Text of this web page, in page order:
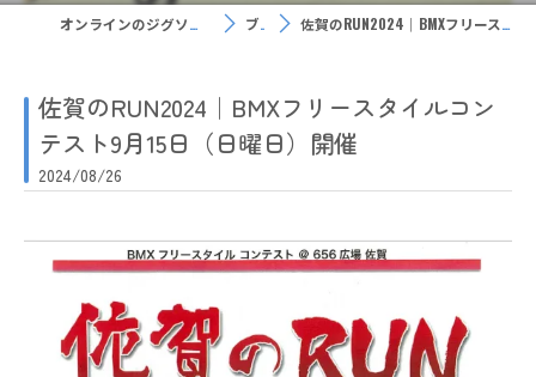
オンラインのジグソーパズルなら元祖ぱずる屋さん ブログ 佐賀のRUN2024｜BMXフリースタイルコンテスト9月15日（日曜日）開催
佐賀のRUN2024｜BMXフリースタイルコン
テスト9月15日（日曜日）開催
2024/08/26